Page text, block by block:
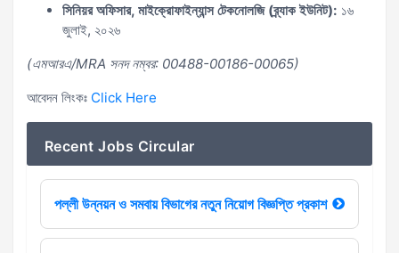
সিনিয়র অফিসার, মাইক্রোফাইন্যান্স টেকনোলজি (ব্র্যাক ইউনিট): ১৬
জুলাই, ২০২৬
(এমআরএ/MRA সনদ নম্বর: 00488-00186-00065)
আবেদন লিংকঃ Click Here
Recent Jobs Circular
পল্লী উন্নয়ন ও সমবায় বিভাগের নতুন নিয়োগ বিজ্ঞপ্তি প্রকাশ